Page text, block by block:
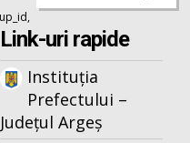
Link-uri rapide
Instituția
Prefectului –
Județul Argeș